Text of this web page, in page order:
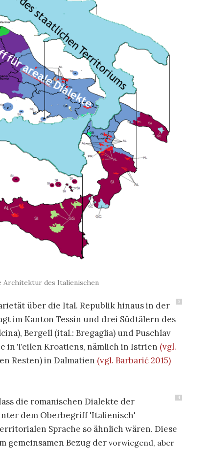
Architektur des Italienischen
3
über die Ital. Republik hinaus in der
im Kanton Tessin und drei Südtälern des
Bergell (ital.: Bregaglia) und Puschlav
in Teilen Kroatiens, nämlich in Istrien (vgl.
Resten) in Dalmatien (vgl. Barbarić 2015)
4
die romanischen Dialekte der
dem Oberbegriff 'Italienisch'
Sprache so ähnlich wären. Diese
gemeinsamen Bezug der vorwiegend, aber